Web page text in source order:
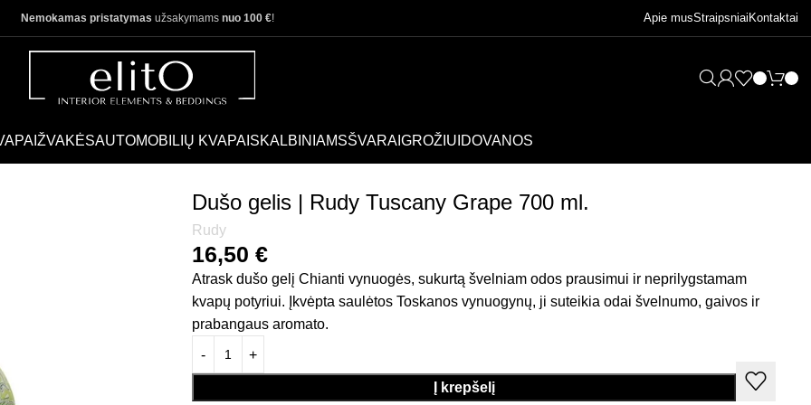
Nemokamas pristatymas užsakymams nuo 100 €! Apie musStraipsniai Kontaktai
ŽVAKĖSAUTOMOBILIŲ KVAPAI SKALBINIAMSŠVARAI GROŽIUI DOVANOS
Dušo gelis | Rudy Tuscany Grape 700 ml.
Rudy
16,50 €
Atrask dušo gelį Chianti vynuogės, sukurtą švelniam odos prausimui ir neprilygstamam
kvapų potyriui. Įkvėpta saulėtos Toskanos vynuogynų, ji suteikia odai švelnumo, gaivos ir
prabangaus aromato.
Į krepšelį